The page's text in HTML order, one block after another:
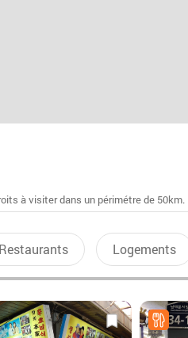
à visiter dans un périmétre de 50km.
Restaurants Logements